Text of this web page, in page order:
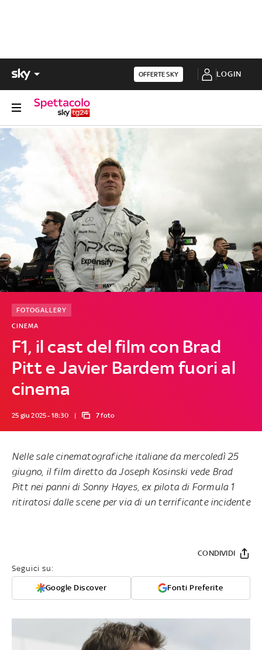
OFFERTE SKY LOGIN
F1, il cast del film con Brad
Pitt e Javier Bardem fuori al
cinema
CINEMA
FOTOGALLERY
25 giu 2025 - 18:30 7 foto
Nelle sale cinematografiche italiane da mercoledì 25
giugno, il film diretto da Joseph Kosinski vede Brad
Pitt nei panni di Sonny Hayes, ex pilota di Formula 1
ritiratosi dalle scene per via di un terrificante incidente
Seguici su:
Google Discover Fonti Preferite
CONDIVIDI